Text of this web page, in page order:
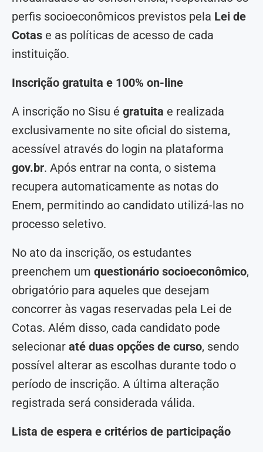
perfis socioeconômicos previstos pela Lei de
Cotas e as políticas de acesso de cada
instituição.
Inscrição gratuita e 100% on-line
A inscrição no Sisu é gratuita e realizada
exclusivamente no site oficial do sistema,
acessível através do login na plataforma
gov.br. Após entrar na conta, o sistema
recupera automaticamente as notas do
Enem, permitindo ao candidato utilizá-las no
processo seletivo.
No ato da inscrição, os estudantes
preenchem um questionário socioeconômico,
obrigatório para aqueles que desejam
concorrer às vagas reservadas pela Lei de
Cotas. Além disso, cada candidato pode
selecionar até duas opções de curso, sendo
possível alterar as escolhas durante todo o
período de inscrição. A última alteração
registrada será considerada válida.
Lista de espera e critérios de participação